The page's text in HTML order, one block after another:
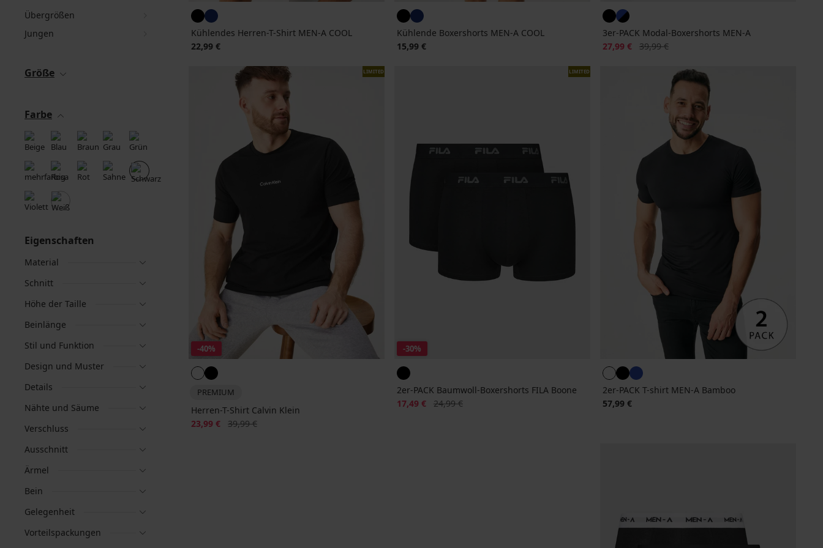
Übergrößen
Jungen
Größe
Farbe
Eigenschaften
Material
Schnitt
Höhe der Taille
Beinlänge
Stil und Funktion
Design und Muster
Details
Nähte und Säume
Verschluss
Ausschnitt
Ärmel
Bein
Gelegenheit
Vorteilspackungen
Kühlendes Herren-T-Shirt MEN-A COOL
22,99 €
Kühlende Boxershorts MEN-A COOL
15,99 €
3er-PACK Modal-Boxershorts MEN-A
Rabatt
27,99 € Alter Preis
39,99 €
LIMITED
-40%
PREMIUM
Herren-T-Shirt Calvin Klein
Rabatt
23,99 € Alter Preis
39,99 €
LIMITED
-30%
2er-PACK Baumwoll-Boxershorts FILA Boone
Rabatt
17,49 € Alter Preis
24,99 €
2er-PACK T-shirt MEN-A Bamboo
57,99 €